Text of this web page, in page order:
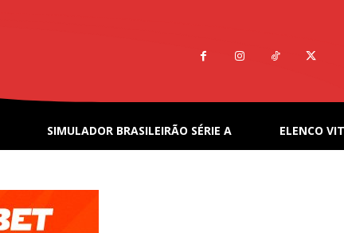
SIMULADOR BRASILEIRÃO SÉRIE A ELENCO